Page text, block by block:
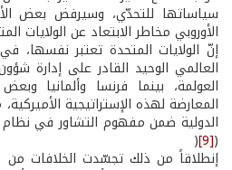
سياساتها للتحدّي، وسيرفض بعض
الأوروبي مخاطر الابتعاد عن الولايات
إنّ الولايات المتحدة تعتبر نفسها،
العالمي الوحيد القادر على إدارة
العولمة، بينما فرنسا وألمانيا
المعارضة لهذه الإستراتيجية
الدولية ضمن مفهوم التشاور في
(
[9]
(
إنطلاقاً من ذلك تجسّدت الخلافات